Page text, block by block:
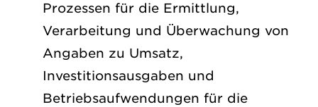
Prozessen für die Ermittlung,
Verarbeitung und Überwachung von
Angaben zu Umsatz,
Investitionsausgaben und
Betriebsaufwendungen für die